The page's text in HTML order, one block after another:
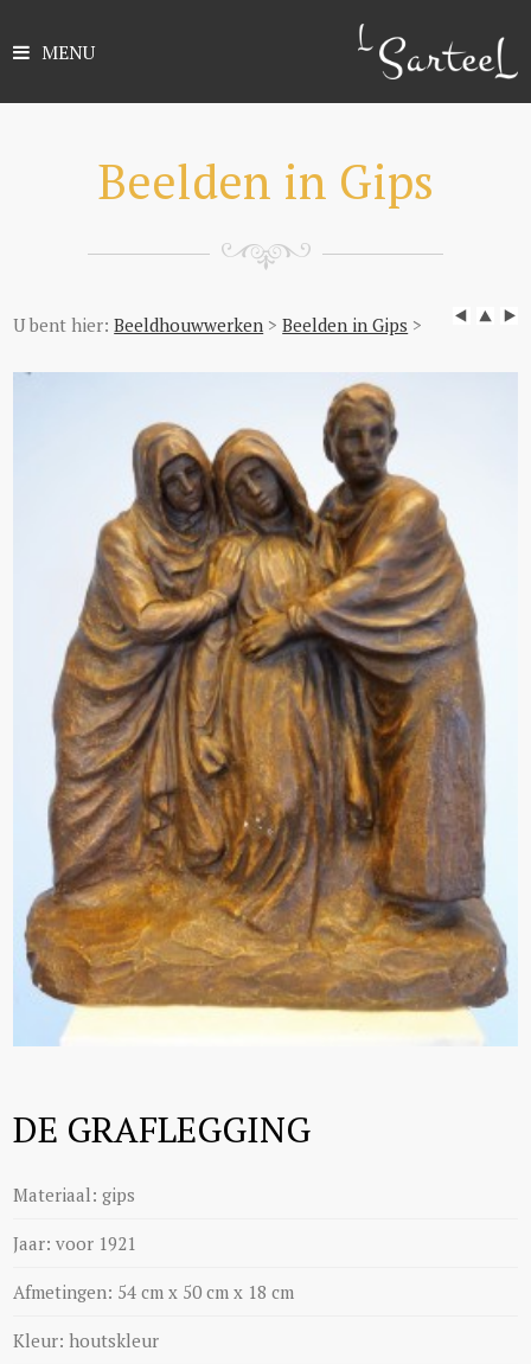
MENU
Beelden in Gips
U bent hier:Beeldhouwwerken >Beelden in Gips >
DE GRAFLEGGING
Materiaal: gips
Jaar: voor 1921
Afmetingen: 54 cm x 50 cm x 18 cm
Kleur: houtskleur